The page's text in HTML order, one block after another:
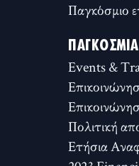
Παγκόσμιο
Events &
Πολιτική
Ετήσια